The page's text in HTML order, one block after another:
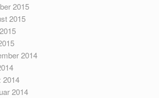
2015
2015
2014
2014
2014